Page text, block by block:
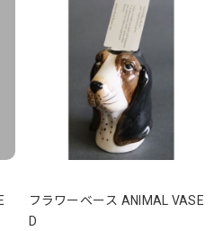
フラワーベース ANIMAL VASE
D